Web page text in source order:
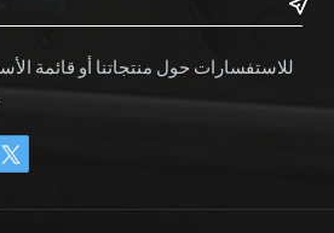
للاستفسارات حول منتجاتنا أو قائمة